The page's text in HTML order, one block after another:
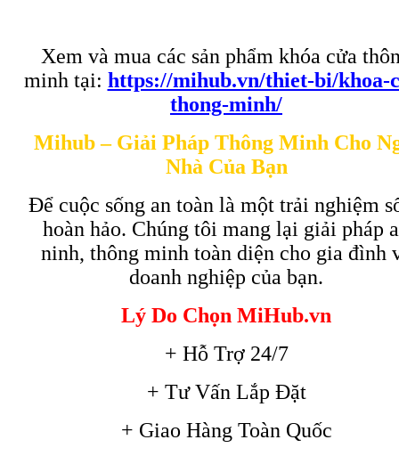
Xem và mua các sản phẩm khóa cửa
minh tại: https://mihub.vn/thiet-bi/khoa-
thong-minh/
Mihub – Giải Pháp Thông Minh Cho
Nhà Của Bạn
Để cuộc sống an toàn là một trải nghiệm
hoàn hảo. Chúng tôi mang lại giải pháp
ninh, thông minh toàn diện cho gia đình
doanh nghiệp của bạn.
Lý Do Chọn MiHub.vn
+ Hỗ Trợ 24/7
+ Tư Vấn Lắp Đặt
+ Giao Hàng Toàn Quốc